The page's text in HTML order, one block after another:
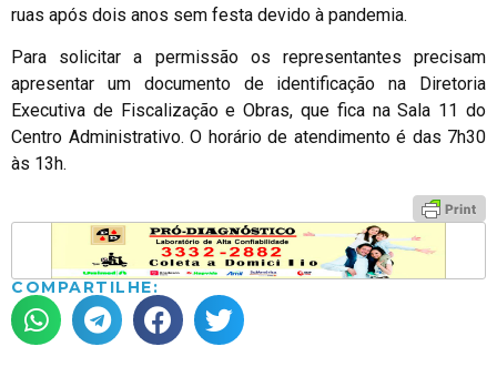
ruas após dois anos sem festa devido à pandemia.
Para solicitar a permissão os representantes precisam
apresentar um documento de identificação na Diretoria
Executiva de Fiscalização e Obras, que fica na Sala 11 do
Centro Administrativo. O horário de atendimento é das 7h30
às 13h.
COMPARTILHE: